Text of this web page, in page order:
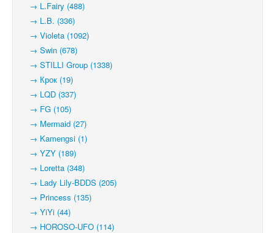
→ L.Fairy (488)
→ L.B. (336)
→ Violeta (1092)
→ Swin (678)
→ STILLI Group (1338)
→ Крок (19)
→ LQD (337)
→ FG (105)
→ Mermaid (27)
→ Kamengsi (1)
→ YZY (189)
→ Loretta (348)
→ Lady Lily-BDDS (205)
→ Princess (135)
→ YiYi (44)
→ HOROSO-UFO (114)